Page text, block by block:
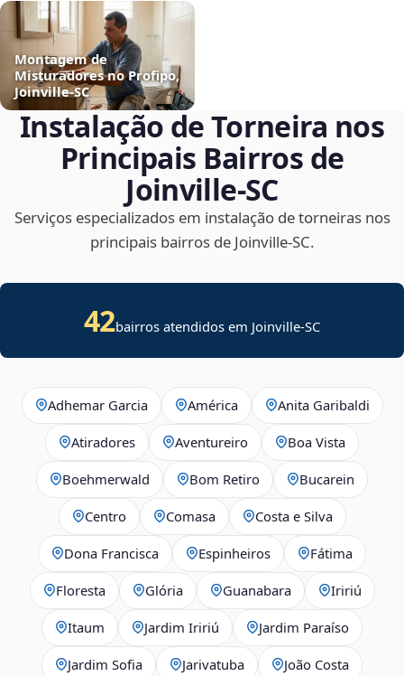
Montagem de
Misturadores no Profipo,
Joinville‑SC
Instalação de Torneira nos
Principais Bairros de
Joinville‑SC
Serviços especializados em instalação de torneiras nos
principais bairros de Joinville‑SC.
42bairros atendidos em Joinville-SC
Adhemar Garcia América Anita Garibaldi
Atiradores Aventureiro Boa Vista
Boehmerwald Bom Retiro Bucarein
Centro Comasa Costa e Silva
Dona Francisca Espinheiros Fátima
Floresta Glória Guanabara Iririú
Itaum Jardim Iririú Jardim Paraíso
Jardim Sofia Jarivatuba João Costa